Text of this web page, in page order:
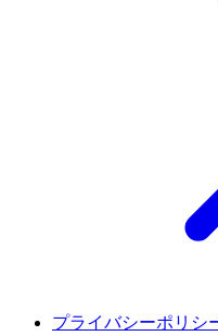
プライバシーポリシ